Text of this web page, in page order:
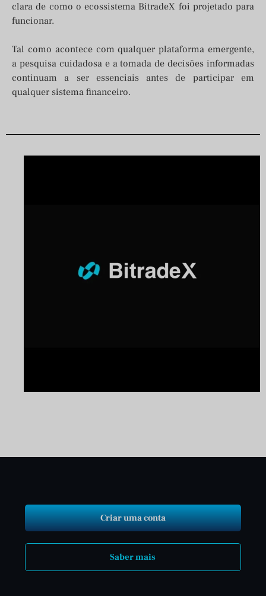
clara de como o ecossistema BitradeX foi projetado para
funcionar.
Tal como acontece com qualquer plataforma emergente,
a pesquisa cuidadosa e a tomada de decisões informadas
continuam a ser essenciais antes de participar em
qualquer sistema financeiro.
Criar uma conta
Saber mais